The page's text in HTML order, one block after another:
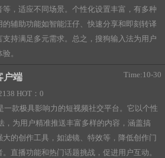
，适应不同场景。个性化设置丰富，有多种
辅助功能如智能汪仔、快速分享和即刻转译
持满足多元需求。总之，搜狗输入法为用户
。
户端 Time:10-30
HOT：0
一款极具影响力的短视频社交平台。它以个性
，为用户精准推送丰富多样的内容，涵盖搞
的创作工具，如滤镜、特效等，降低创作门
直播功能和热门话题挑战，促进用户互动。